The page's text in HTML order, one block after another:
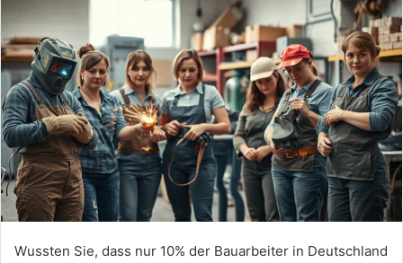
Wussten Sie, dass nur 10% der Bauarbeiter in Deutschland